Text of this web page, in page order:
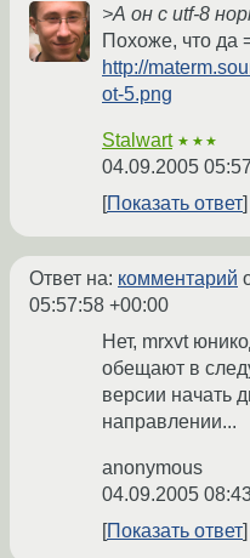
>А он с utf-8
Похоже, что да
http://
ot-5.png
Stalwart ★★★
04.09.2005
Показать ответ
Ответ на: комментарий
05:57:58 +00:00
Нет, mrxvt
обещают в
версии начать
направлении...
anonymous
04.09.2005
Показать ответ